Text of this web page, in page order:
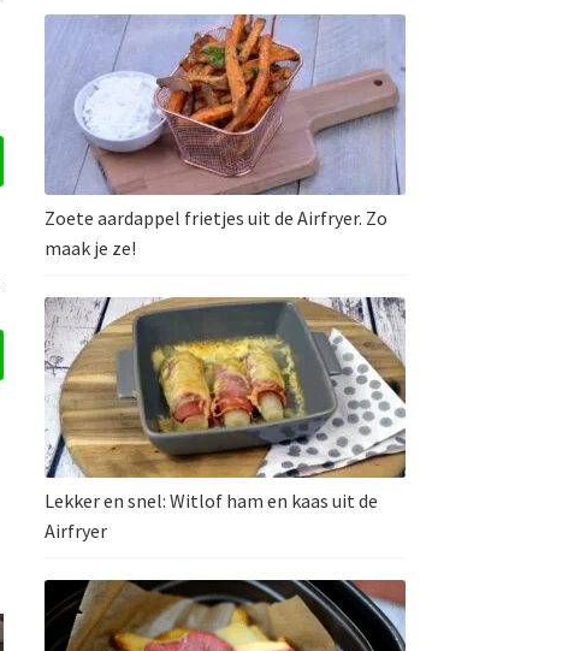
Zoete aardappel frietjes uit de Airfryer. Zo
maak je ze!
Lekker en snel: Witlof ham en kaas uit de
Airfryer